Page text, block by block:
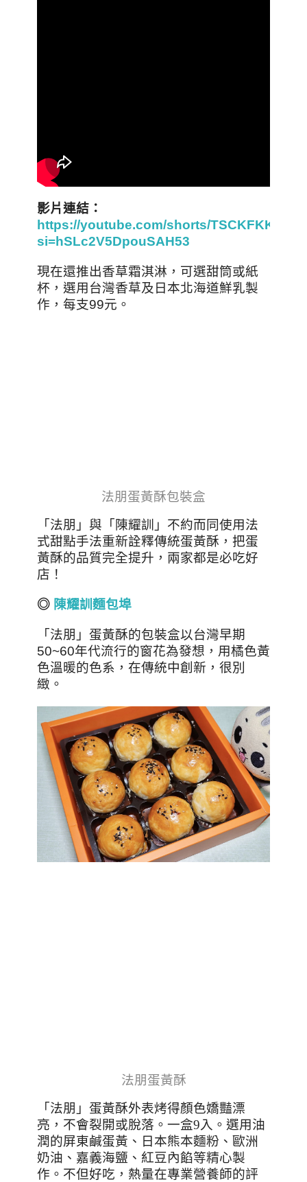
影片連結：
https://youtube.com/shorts/
si=hSLc2V5DpouSAH53
現在還推出香草霜淇淋，可選甜筒或紙
杯，選用台灣香草及日本北海道鮮乳製
作 ， 每支99元。
法朋蛋黃酥包裝盒
「法朋」與「陳耀訓」不約而同使用法
式甜點手法重新詮釋傳統蛋黃酥，把蛋
黃酥的品質完全提升，兩家都是必吃好
店！
◎ 陳耀訓麵包埠
「法朋」蛋黃酥的包裝盒以台灣早期
50~60年代流行的窗花為發想，用橘色黃
色溫暖的色系，在傳統中創新，很別
緻。
法朋蛋黃酥
「法朋」蛋黃酥外表烤得顏色嬌豔漂
亮，不會裂開或脫落。一盒9入。選用油
潤的屏東鹹蛋黃、日本熊本麵粉、歐洲
奶油、嘉義海鹽、紅豆內餡等精心製
作。不但好吃，熱量在專業營養師的評